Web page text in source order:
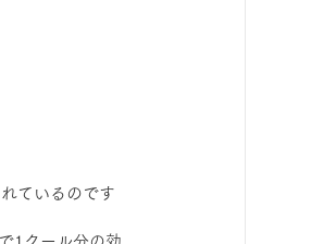
ているのです